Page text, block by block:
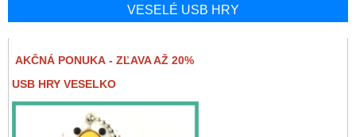
VESELÉ USB HRY
AKČNÁ PONUKA - ZĽAVA AŽ 20%
USB HRY VESELKO